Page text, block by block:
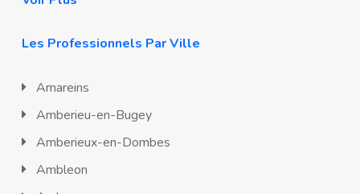
Les Professionnels Par Ville
Amareins
Amberieu-en-Bugey
Amberieux-en-Dombes
Ambleon